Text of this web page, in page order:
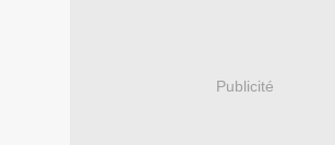
Publicité